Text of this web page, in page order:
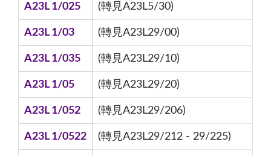
A23L 1/025 (轉見A23L5/30)
A23L 1/03 (轉見A23L29/00)
A23L 1/035 (轉見A23L29/10)
A23L 1/05 (轉見A23L29/20)
A23L 1/052 (轉見A23L29/206)
A23L 1/0522 (轉見A23L29/212 - 29/225)